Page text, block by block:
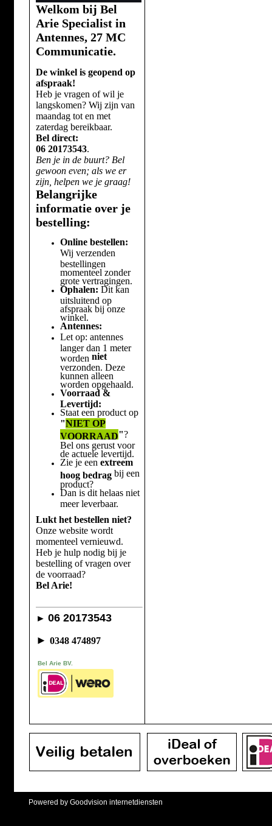
Welkom bij Bel
Arie Specialist in
Antennes, 27 MC
Communicatie.
De winkel is geopend op
afspraak!
Heb je vragen of wil je
langskomen? Wij zijn van
maandag tot en met
zaterdag bereikbaar.
Bel direct:
06 20173543.
Ben je in de buurt? Bel
gewoon even; als we er
zijn, helpen we je graag!
Belangrijke
informatie over je
bestelling:
Online bestellen:
Wij verzenden
bestellingen
momenteel zonder
grote vertragingen.
Ophalen: Dit kan
uitsluitend op
afspraak bij onze
winkel.
Antennes:
Let op: antennes
langer dan 1 meter
worden niet
verzonden. Deze
kunnen alleen
worden opgehaald.
Voorraad &
Levertijd:
Staat een product op
"NIET OP
VOORRAAD"?
Bel ons gerust voor
de actuele levertijd.
Zie je een extreem
hoog bedragbij een
product?
Dan is dit helaas niet
meer leverbaar.
Lukt het bestellen niet?
Onze website wordt
momenteel vernieuwd.
Heb je hulp nodig bij je
bestelling of vragen over
de voorraad?
Bel Arie!
► 06 20173543
► 0348 474897
Bel Arie BV.
Powered by Goodvision internetdiensten